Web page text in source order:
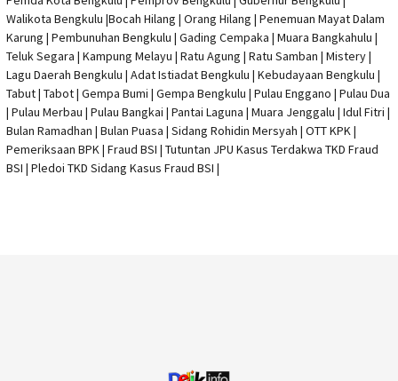
Walikota Bengkulu |Bocah Hilang | Orang Hilang | Penemuan Mayat Dalam
Karung | Pembunuhan Bengkulu | Gading Cempaka | Muara Bangkahulu |
Teluk Segara | Kampung Melayu | Ratu Agung | Ratu Samban | Mistery |
Lagu Daerah Bengkulu | Adat Istiadat Bengkulu | Kebudayaan Bengkulu |
Tabut | Tabot | Gempa Bumi | Gempa Bengkulu | Pulau Enggano | Pulau Dua
| Pulau Merbau | Pulau Bangkai | Pantai Laguna | Muara Jenggalu | Idul Fitri |
Bulan Ramadhan | Bulan Puasa | Sidang Rohidin Mersyah | OTT KPK|
Pemeriksaan BPK | Fraud BSI | Tutuntan JPU Kasus Terdakwa TKD Fraud
BSI | Pledoi TKD Sidang Kasus Fraud BSI |